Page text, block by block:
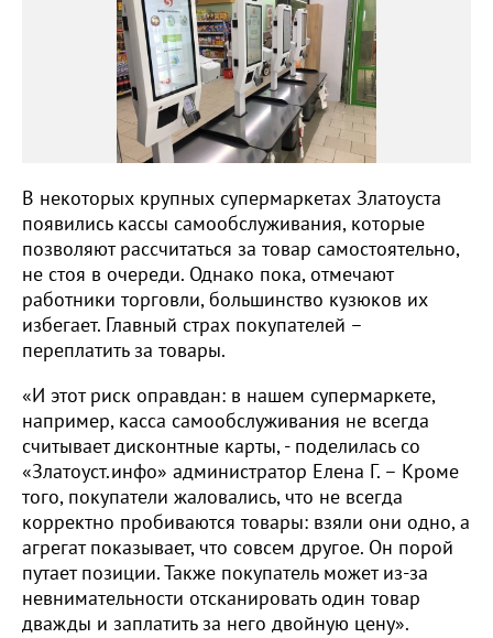
В некоторых крупных супермаркетах Златоуста
появились кассы самообслуживания, которые
позволяют рассчитаться за товар самостоятельно,
не стоя в очереди. Однако пока, отмечают
работники торговли, большинство кузюков их
избегает. Главный страх покупателей –
переплатить за товары.
«И этот риск оправдан: в нашем супермаркете,
например, касса самообслуживания не всегда
считывает дисконтные карты, - поделилась со
«Златоуст.инфо» администратор Елена Г. – Кроме
того, покупатели жаловались, что не всегда
корректно пробиваются товары: взяли они одно, а
агрегат показывает, что совсем другое. Он порой
путает позиции. Также покупатель может из-за
невнимательности отсканировать один товар
дважды и заплатить за него двойную цену».